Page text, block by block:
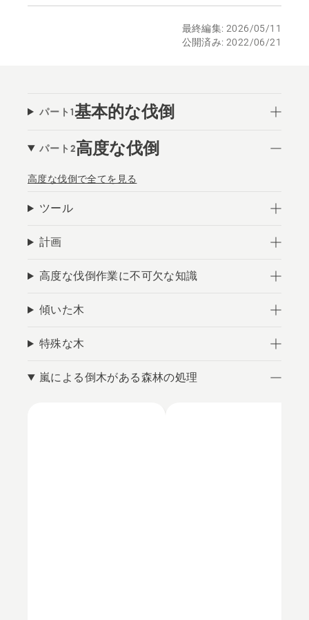
最終編集: 2026/05/11
公開済み: 2022/06/21
パート1基本的な伐倒
パート2高度な伐倒
高度な伐倒で全てを見る
ツール
計画
高度な伐倒作業に不可欠な知識
傾いた木
特殊な木
嵐による倒木がある森林の処理